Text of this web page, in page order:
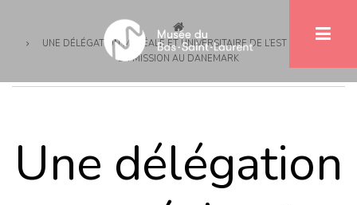
principal
d'Ariane
UNE DÉLÉGATION MUSÉALE ET UNIVERSITAIRE DE L’EST DU QUÉBEC
EN MISSION AU DANEMARK
Une délégation